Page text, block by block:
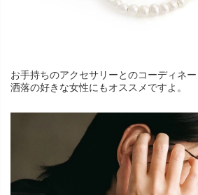
お手持ちのアクセサリーとのコーディネ
洒落の好きな女性にもオススメですよ。